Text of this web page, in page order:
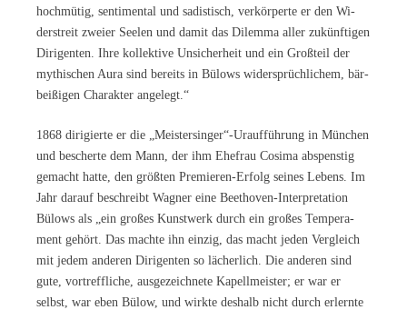
hoch­mü­tig, sen­ti­men­tal und sa­dis­tisch, ver­kör­per­te er den Wi­
der­streit zwei­er See­len und da­mit das Di­lem­ma al­ler zu­künf­ti­gen
Di­ri­gen­ten. Ihre kol­lek­ti­ve Un­si­cher­heit und ein Groß­teil der
my­thi­schen Aura sind be­reits in Bülows wi­der­sprüch­li­chem, bär­
bei­ßi­gen Cha­rak­ter angelegt.“
1868 di­ri­gier­te er die „Meistersinger“-Uraufführung in Mün­chen
und be­scher­te dem Mann, der ihm Ehe­frau Co­si­ma ab­spens­tig
ge­macht hat­te, den größ­ten Pre­mie­ren-Er­folg sei­nes Le­bens. Im
Jahr dar­auf be­schreibt Wag­ner eine Beet­ho­ven-In­ter­pre­ta­ti­on
Bülows als „ein gro­ßes Kunst­werk durch ein gro­ßes Tem­pe­ra­
ment ge­hört. Das mach­te ihn ein­zig, das macht je­den Ver­gleich
mit je­dem an­de­ren Di­ri­gen­ten so lä­cher­lich. Die an­de­ren sind
gute, vor­treff­li­che, aus­ge­zeich­ne­te Ka­pell­meis­ter; er war er
selbst, war eben Bülow, und wirk­te des­halb nicht durch er­lern­te